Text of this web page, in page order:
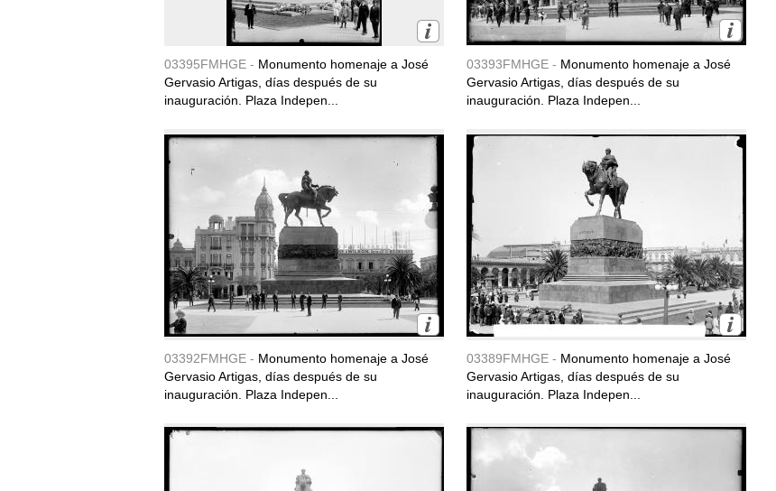
03395FMHGE - Monumento homenaje a José
Gervasio Artigas, días después de su
inauguración. Plaza Indepen...
03393FMHGE - Monumento homenaje a José
Gervasio Artigas, días después de su
inauguración. Plaza Indepen...
03392FMHGE - Monumento homenaje a José
Gervasio Artigas, días después de su
inauguración. Plaza Indepen...
03389FMHGE - Monumento homenaje a José
Gervasio Artigas, días después de su
inauguración. Plaza Indepen...